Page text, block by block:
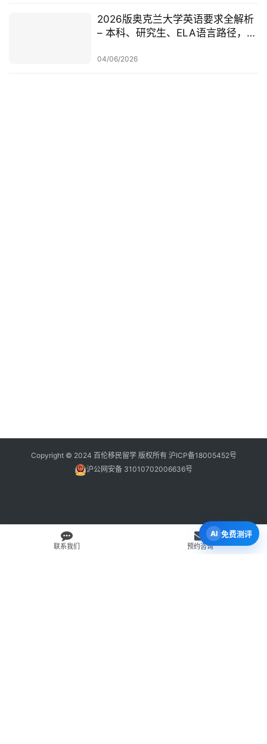
2026版奥克兰大学英语要求全解析
– 本科、研究生、ELA语言路径，一
04/06/2026
Copyright © 2024 百伦移民留学 版权所有 沪ICP备18005452号
沪公网安备 31010702006636号
联系我们 预约咨询
免费测评